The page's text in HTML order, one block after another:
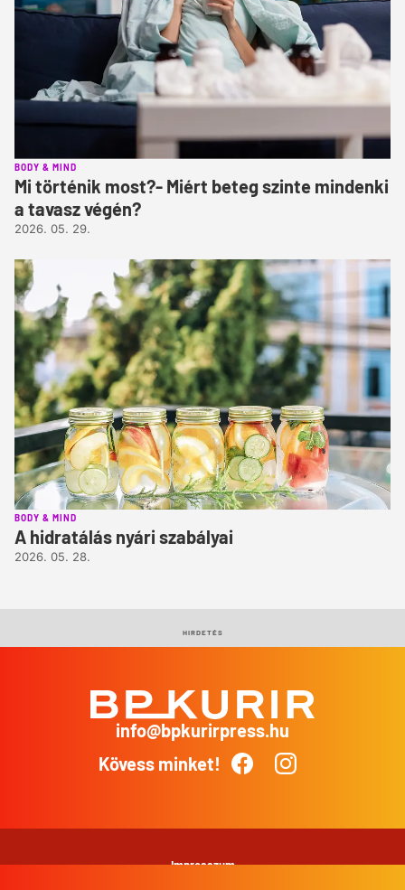
BODY & MIND
Mi történik most?- Miért beteg szinte mindenki
a tavasz végén?
2026. 05. 29.
BODY & MIND
A hidratálás nyári szabályai
2026. 05. 28.
HIRDETÉS
info@bpkurirpress.hu
Kövess minket!
Impresszum